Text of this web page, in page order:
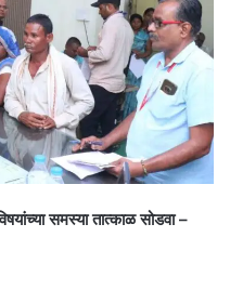
समस्या तात्काळ सोडवा –